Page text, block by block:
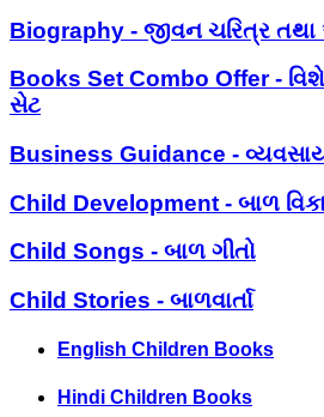
Biography - જીવન ચરિત્ર
Books Set Combo Offer -
સેટ
Business Guidance - વ્યવસાય
Child Development - બાળ
Child Songs - બાળ ગીતો
Child Stories - બાળવાર્તા
English Children Books
Hindi Children Books